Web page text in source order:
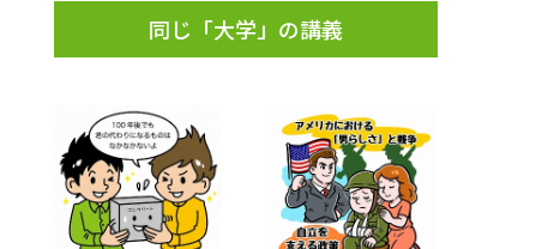
過去問題集
同じ「大学」の講義